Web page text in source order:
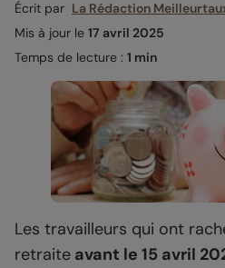
Écrit par La Rédaction
Mis à jour le 17 avril 2025
Temps de lecture : 1 min
Les travailleurs qui ont
retraite avant le 15 avril